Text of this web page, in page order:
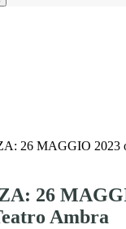
26 MAGGIO 2023
26
Ambra